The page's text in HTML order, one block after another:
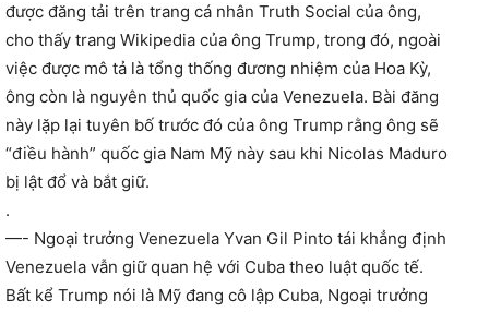
được đăng tải trên trang cá nhân Truth Social của ông,
cho thấy trang Wikipedia của ông Trump, trong đó, ngoài
việc được mô tả là tổng thống đương nhiệm của Hoa Kỳ,
ông còn là nguyên thủ quốc gia của Venezuela. Bài đăng
này lặp lại tuyên bố trước đó của ông Trump rằng ông sẽ
“điều hành” quốc gia Nam Mỹ này sau khi Nicolas Maduro
bị lật đổ và bắt giữ.
.
—- Ngoại trưởng Venezuela Yvan Gil Pinto tái khẳng định
Venezuela vẫn giữ quan hệ với Cuba theo luật quốc tế.
Bất kể Trump nói là Mỹ đang cô lập Cuba, Ngoại trưởng